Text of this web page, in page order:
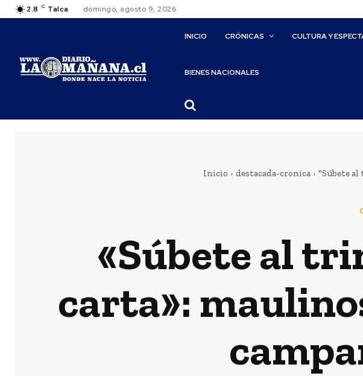
2.8 C Talca domingo, agosto 9, 2026
INICIO CRÓNICAS CULTURA Y
BIENES NACIONALES
Inicio destacada-cronica "Súbete al
«Súbete al
carta»: